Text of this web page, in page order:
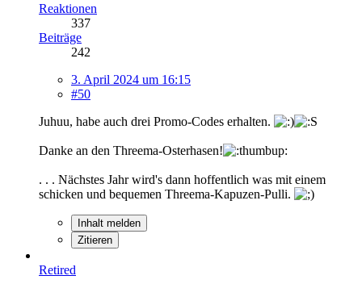
Reaktionen
337
Beiträge
242
3. April 2024 um 16:15
#50
Juhuu, habe auch drei Promo-Codes erhalten.
Danke an den Threema-Osterhasen!
. . . Nächstes Jahr wird's dann hoffentlich was mit einem
schicken und bequemen Threema-Kapuzen-Pulli.
Inhalt melden
Zitieren
Retired